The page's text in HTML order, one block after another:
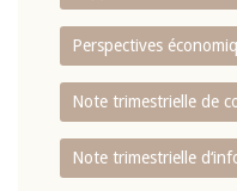
Perspectives
Note trimestrielle de
Note trimestrielle